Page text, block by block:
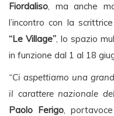
Fiordaliso, ma anche
l’incontro con la
“Le Village”, lo spazio
in funzione dal 1 al 18
“Ci aspettiamo una
il carattere nazionale
Paolo Ferigo,